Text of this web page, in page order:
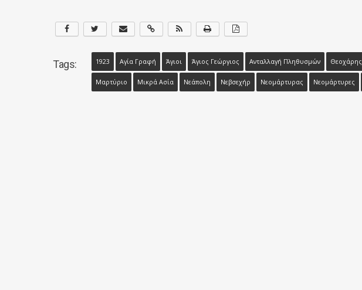
Tags: 1923 Αγία Γραφή Άγιοι Άγιος Γεώργιος Ανταλλαγή Πληθυσμών Θεοχάρης
Μαρτύριο Μικρά Ασία Νεάπολη Νεβσεχήρ Νεομάρτυρας Νεομάρτυρες